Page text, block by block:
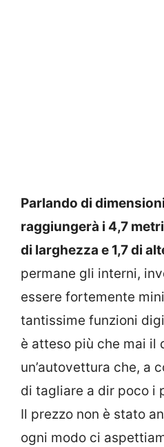
Parlando di
raggiungerà i 4,7
di larghezza e 1,7 di
permane gli interni,
essere fortemente
tantissime funzioni
è atteso più che mai
un’autovettura che, a
di tagliare a dir poco i
Il prezzo non è stato
ogni modo ci